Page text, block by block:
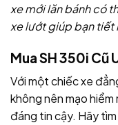
xe mới lăn bánh có
xe lướt giúp bạn tiết
Mua SH 350i Cũ
Với một chiếc xe
không nên mạo
đáng tin cậy. Hãy